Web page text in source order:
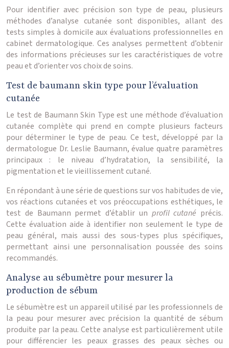
Pour identifier avec précision son type de peau, plusieurs
méthodes d’analyse cutanée sont disponibles, allant des
tests simples à domicile aux évaluations professionnelles en
cabinet dermatologique. Ces analyses permettent d’obtenir
des informations précieuses sur les caractéristiques de votre
peau et d’orienter vos choix de soins.
Test de baumann skin type pour l’évaluation
cutanée
Le test de Baumann Skin Type est une méthode d’évaluation
cutanée complète qui prend en compte plusieurs facteurs
pour déterminer le type de peau. Ce test, développé par la
dermatologue Dr. Leslie Baumann, évalue quatre paramètres
principaux : le niveau d’hydratation, la sensibilité, la
pigmentation et le vieillissement cutané.
En répondant à une série de questions sur vos habitudes de vie,
vos réactions cutanées et vos préoccupations esthétiques, le
test de Baumann permet d’établir un profil cutané précis.
Cette évaluation aide à identifier non seulement le type de
peau général, mais aussi des sous-types plus spécifiques,
permettant ainsi une personnalisation poussée des soins
recommandés.
Analyse au sébumètre pour mesurer la
production de sébum
Le sébumètre est un appareil utilisé par les professionnels de
la peau pour mesurer avec précision la quantité de sébum
produite par la peau. Cette analyse est particulièrement utile
pour différencier les peaux grasses des peaux sèches ou